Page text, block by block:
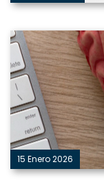
Cerebro bilingüe en
acción
15 Enero 2026